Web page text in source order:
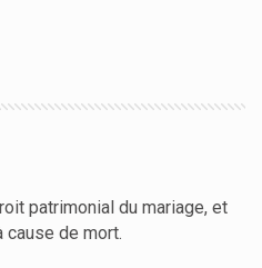
patrimonial du mariage, et
de mort.